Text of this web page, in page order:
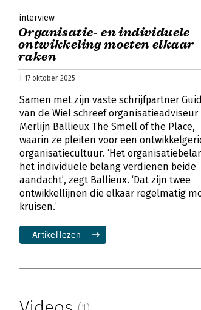
interview
Organisatie- en individuele
ontwikkeling moeten elkaar
raken
| 17 oktober 2025
Samen met zijn vaste schrijfpartner
van de Wiel schreef organisatieadviseur
Merlijn Ballieux The Smell of the Place,
waarin ze pleiten voor een
organisatiecultuur. ‘Het
het individuele belang verdienen beide
aandacht’, zegt Ballieux. ‘Dat zijn twee
ontwikkellijnen die elkaar regelmatig
kruisen.’
Artikel lezen